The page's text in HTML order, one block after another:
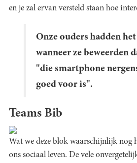
en je zal ervan versteld staan hoe
Onze ouders hadden
wanneer ze beweerden
"die smartphone
goed voor is".
Teams Bib
Wat we deze blok waarschijnlijk nog
ons sociaal leven. De vele